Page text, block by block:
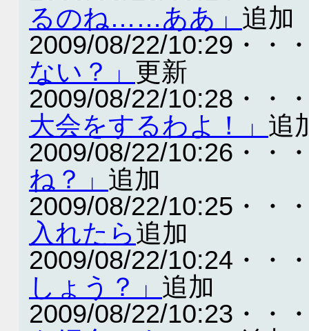
るのね……ああ」 追加
2009/08/22/10:29・・
ない？」 更新
2009/08/22/10:28・・
大会をするわよ！」 追
2009/08/22/10:26・・
ね？」 追加
2009/08/22/10:25・・
入れたら追加
2009/08/22/10:24・・
しょう？」 追加
2009/08/22/10:23・・